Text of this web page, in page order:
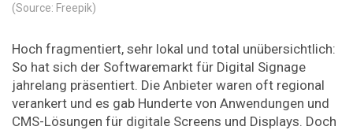
(Source: Freepik)
Hoch fragmentiert, sehr lokal und total unübersichtlich:
So hat sich der Softwaremarkt für Digital Signage
jahrelang präsentiert. Die Anbieter waren oft regional
verankert und es gab Hunderte von Anwendungen und
CMS-Lösungen für digitale Screens und Displays. Doch